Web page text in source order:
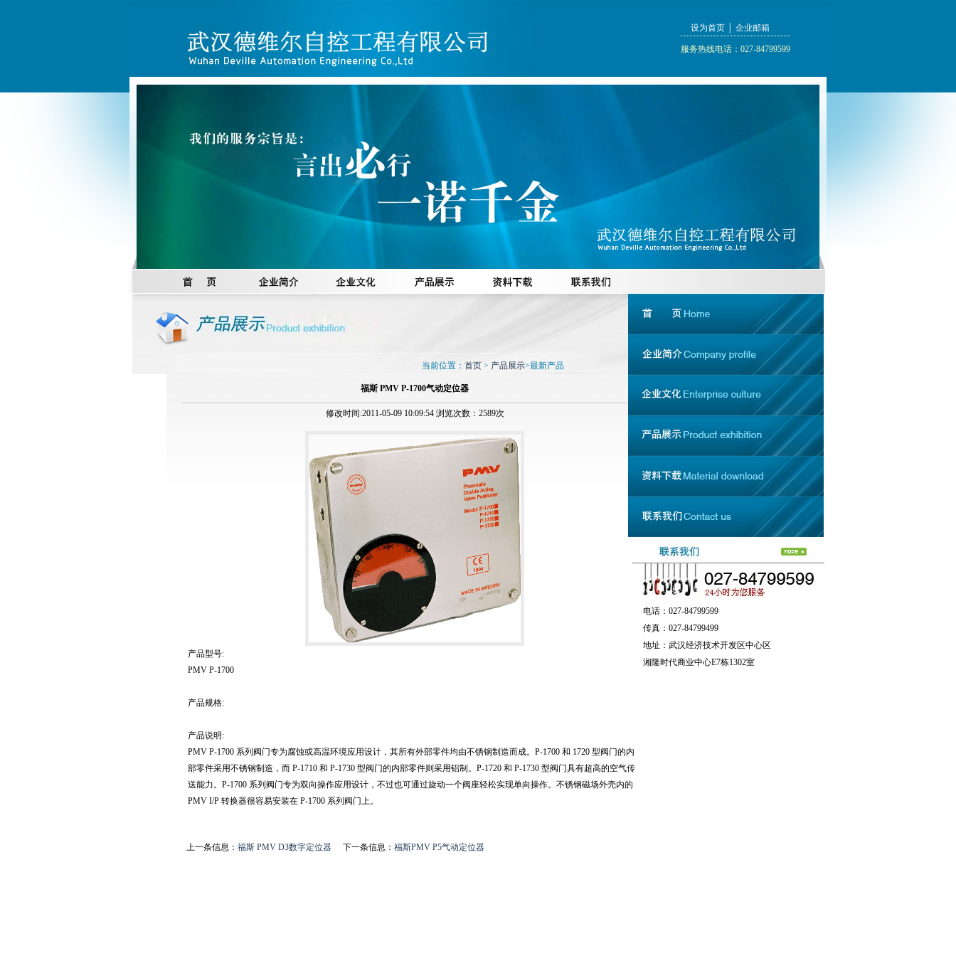
设为首页 企业邮箱
服务热线电话：027-84799599
当前位置： 首页> 产品展示>最新产品
福斯 PMV P-1700气动定位器
修改时间:2011-05-09 10:09:54 浏览次数：2589次
产品型号:
PMV P-1700
产品规格:
产品说明:
PMV P-1700 系列阀门专为腐蚀或高温环境应用设计，其所有外部零件均由不锈钢制造而成。P-1700 和 1720 型阀门的内
部零件采用不锈钢制造，而 P-1710 和 P-1730 型阀门的内部零件则采用铝制。P-1720 和 P-1730 型阀门具有超高的空气传
送能力。P-1700 系列阀门专为双向操作应用设计，不过也可通过旋动一个阀座轻松实现单向操作。不锈钢磁场外壳内的
PMV I/P 转换器很容易安装在 P-1700 系列阀门上。
上一条信息： 福斯 PMV D3数字定位器 下一条信息： 福斯PMV P5气动定位器
电话：027-84799599
传真：027-84799499
地址：武汉经济技术开发区中心区
湘隆时代商业中心E7栋1302室